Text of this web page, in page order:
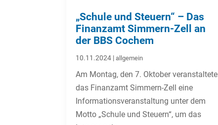
„Schule und Steuern“ – Das
Finanzamt Simmern-Zell an
der BBS Cochem
10.11.2024 |allgemein
Am Montag, den 7. Oktober veranstaltete
das Finanzamt Simmern-Zell eine
Informationsveranstaltung unter dem
Motto „Schule und Steuern“, um das